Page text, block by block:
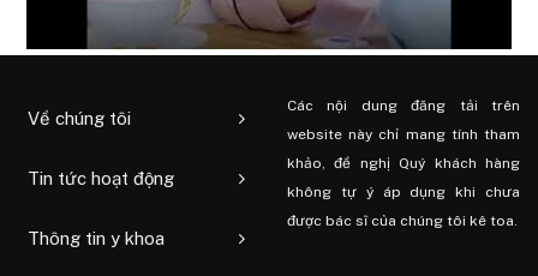
Về chúng tôi
Tin tức hoạt động
Thông tin y khoa
Các nội dung đăng tải trên
website này chỉ mang tính tham
khảo, đề nghị Quý khách hàng
không tự ý áp dụng khi chưa
được bác sĩ của chúng tôi kê toa.